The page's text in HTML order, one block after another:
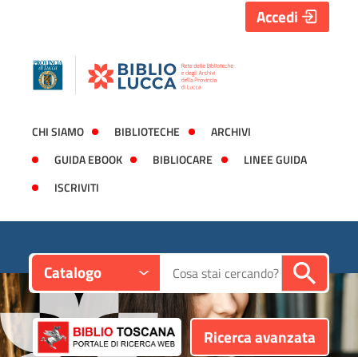
CHI SIAMO BIBLIOTECHE
ARCHIVI
GUIDA EBOOK
BIBLIOCARE
LINEE GUIDA
ISCRIVITI
Accedi
Catalogo Cerca su "Catalogo"
Ricerca avanzata